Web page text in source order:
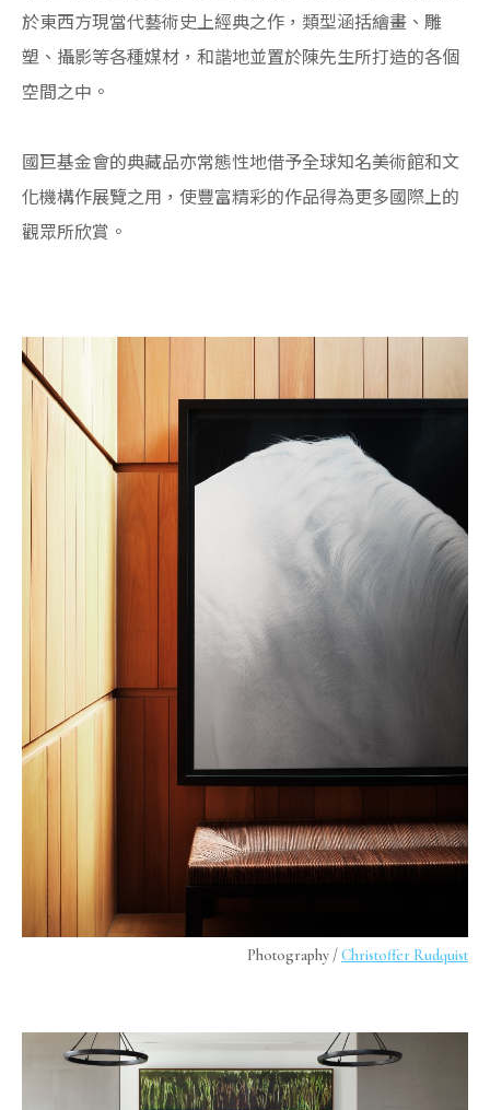
於東西方現當代藝術史上經典之作，類型涵括繪畫、雕
塑、攝影等各種媒材，和諧地並置於陳先生所打造的各個
空間之中。
國巨基金會的典藏品亦常態性地借予全球知名美術館和文
化機構作展覽之用，使豐富精彩的作品得為更多國際上的
觀眾所欣賞。
Photography /Christoffer Rudquist